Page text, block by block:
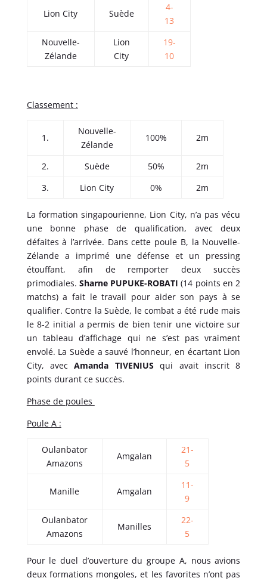
Lion City Suède
4-
13
Nouvelle-
Zélande
Lion
City
19-
10
Classement :
1.
Nouvelle-
Zélande
100% 2m
2. Suède 50%
2m
3.
Lion City 0% 2m
La formation singapourienne, Lion City, n’a pas vécu
une bonne phase de qualification, avec deux
défaites à l’arrivée. Dans cette poule B, la Nouvelle-
Zélande a imprimé une défense et un pressing
étouffant, afin de remporter deux succès
primodiales. Sharne PUPUKE-ROBATI (14 points en 2
matchs) a fait le travail pour aider son pays à se
qualifier. Contre la Suède, le combat a été rude mais
le 8-2 initial a permis de bien tenir une victoire sur
un tableau d’affichage qui ne s’est pas vraiment
envolé. La Suède a sauvé l’honneur, en écartant Lion
City, avecAmanda TIVENIUSqui avait inscrit 8
points durant ce succès.
Phase de poules
Poule A :
Oulanbator
Amazons
Amgalan
21-
5
Manille Amgalan
11-
9
Oulanbator
Amazons
Manilles
22-
5
Pour le duel d’ouverture du groupe A, nous avions
deux formations mongoles, et les favorites n’ont pas